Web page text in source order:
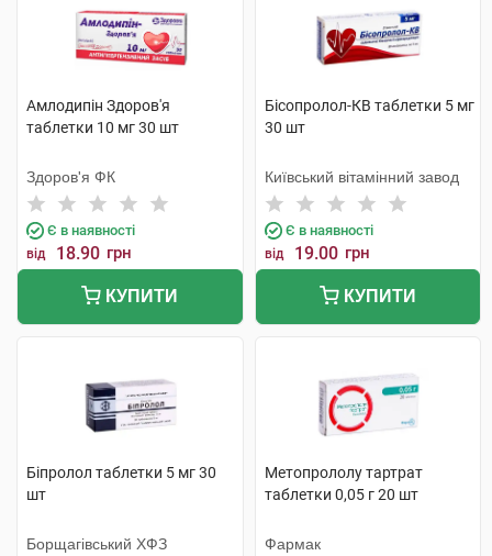
Амлодипін Здоров'я
таблетки 10 мг 30 шт
Здоров'я ФК
Є в наявності
від 18.90 грн
КУПИТИ
Бісопролол-КВ таблетки 5 мг
30 шт
Київський вітамінний завод
Є в наявності
від 19.00 грн
КУПИТИ
Біпролол таблетки 5 мг 30
шт
Борщагівський ХФЗ
Метопрололу тартрат
таблетки 0,05 г 20 шт
Фармак